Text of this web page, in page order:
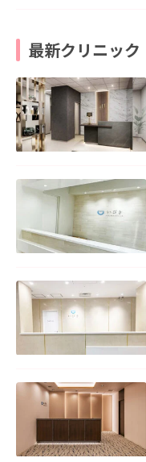
最新クリニック